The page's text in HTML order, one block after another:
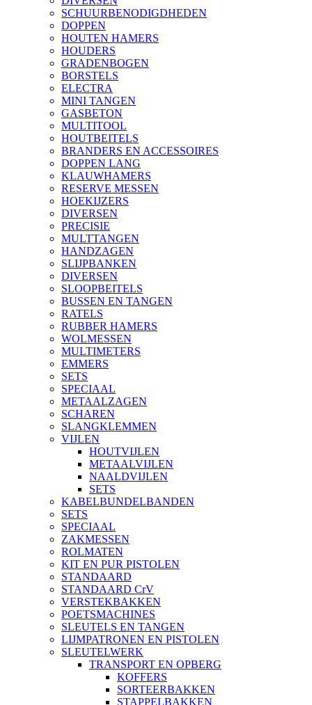
SCHUURBENODIGDHEDEN
DOPPEN
HOUTEN HAMERS
HOUDERS
GRADENBOGEN
BORSTELS
ELECTRA
MINI TANGEN
GASBETON
MULTITOOL
HOUTBEITELS
BRANDERS EN ACCESSOIRES
DOPPEN LANG
KLAUWHAMERS
RESERVE MESSEN
HOEKIJZERS
DIVERSEN
PRECISIE
MULTTANGEN
HANDZAGEN
SLIJPBANKEN
DIVERSEN
SLOOPBEITELS
BUSSEN EN TANGEN
RATELS
RUBBER HAMERS
WOLMESSEN
MULTIMETERS
EMMERS
SETS
SPECIAAL
METAALZAGEN
SCHAREN
SLANGKLEMMEN
VIJLEN
HOUTVIJLEN
METAALVIJLEN
NAALDVIJLEN
SETS
KABELBUNDELBANDEN
SETS
SPECIAAL
ZAKMESSEN
ROLMATEN
KIT EN PUR PISTOLEN
STANDAARD
STANDAARD CrV
VERSTEKBAKKEN
POETSMACHINES
SLEUTELS EN TANGEN
LIJMPATRONEN EN PISTOLEN
SLEUTELWERK
TRANSPORT EN OPBERG
KOFFERS
SORTEERBAKKEN
STAPPELBAKKEN